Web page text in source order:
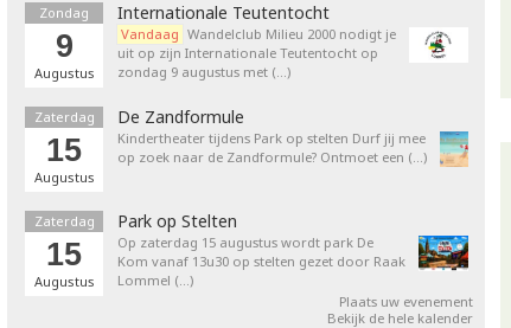
Zondag
9
Augustus
Internationale Teutentocht
Vandaag Wandelclub Milieu 2000 nodigt je
uit op zijn Internationale Teutentocht op
zondag 9 augustus met (…)
Zaterdag
15
Augustus
De Zandformule
Kindertheater tijdens Park op stelten Durf jij mee
op zoek naar de Zandformule? Ontmoet een (…)
Zaterdag
15
Augustus
Park op Stelten
Op zaterdag 15 augustus wordt park De
Kom vanaf 13u30 op stelten gezet door Raak
Lommel (…)
Plaats uw evenement
Bekijk de hele kalender